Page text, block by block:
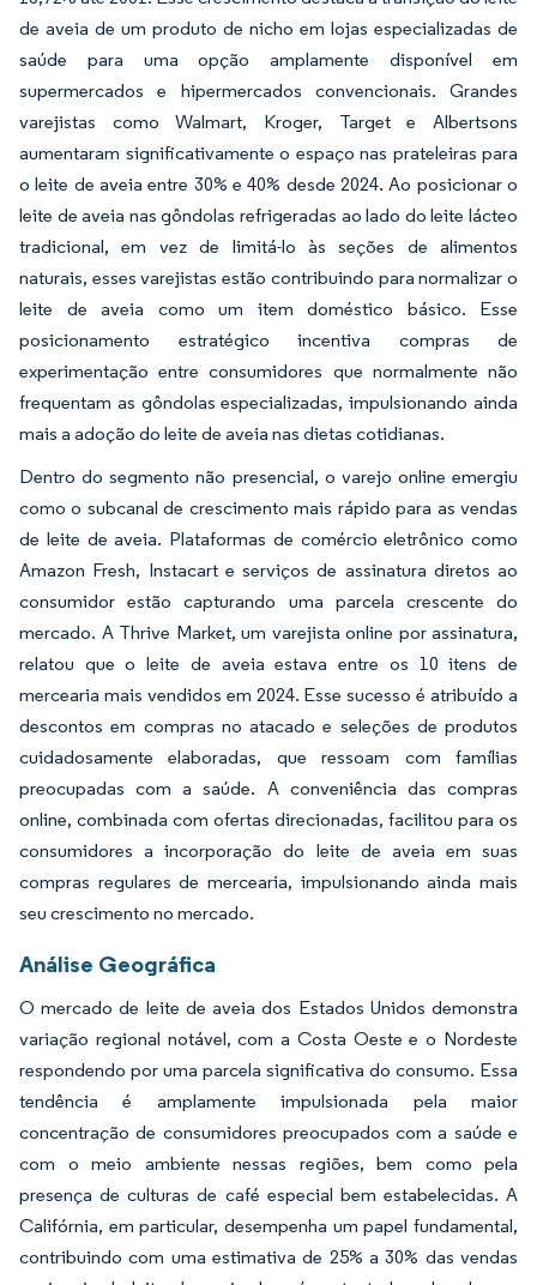
de aveia de um produto de nicho em lojas especializadas de
saúde para uma opção amplamente disponível em
supermercados e hipermercados convencionais. Grandes
varejistas como Walmart, Kroger, Target e Albertsons
aumentaram significativamente o espaço nas prateleiras para
o leite de aveia entre 30% e 40% desde 2024. Ao posicionar o
leite de aveia nas gôndolas refrigeradas ao lado do leite lácteo
tradicional, em vez de limitá-lo às seções de alimentos
naturais, esses varejistas estão contribuindo para normalizar o
leite de aveia como um item doméstico básico. Esse
posicionamento estratégico incentiva compras de
experimentação entre consumidores que normalmente não
frequentam as gôndolas especializadas, impulsionando ainda
mais a adoção do leite de aveia nas dietas cotidianas.
Dentro do segmento não presencial, o varejo online emergiu
como o subcanal de crescimento mais rápido para as vendas
de leite de aveia. Plataformas de comércio eletrônico como
Amazon Fresh, Instacart e serviços de assinatura diretos ao
consumidor estão capturando uma parcela crescente do
mercado. A Thrive Market, um varejista online por assinatura,
relatou que o leite de aveia estava entre os 10 itens de
mercearia mais vendidos em 2024. Esse sucesso é atribuído a
descontos em compras no atacado e seleções de produtos
cuidadosamente elaboradas, que ressoam com famílias
preocupadas com a saúde. A conveniência das compras
online, combinada com ofertas direcionadas, facilitou para os
consumidores a incorporação do leite de aveia em suas
compras regulares de mercearia, impulsionando ainda mais
seu crescimento no mercado.
Análise Geográfica
O mercado de leite de aveia dos Estados Unidos demonstra
variação regional notável, com a Costa Oeste e o Nordeste
respondendo por uma parcela significativa do consumo. Essa
tendência é amplamente impulsionada pela maior
concentração de consumidores preocupados com a saúde e
com o meio ambiente nessas regiões, bem como pela
presença de culturas de café especial bem estabelecidas. A
Califórnia, em particular, desempenha um papel fundamental,
contribuindo com uma estimativa de 25% a 30% das vendas